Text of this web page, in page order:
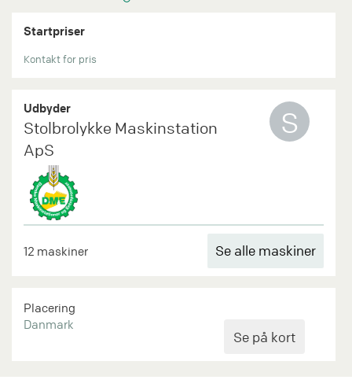
Startpriser
Kontakt for pris
Udbyder
Stolbrolykke Maskinstation
ApS
S
12 maskiner Se alle maskiner
Placering
Danmark